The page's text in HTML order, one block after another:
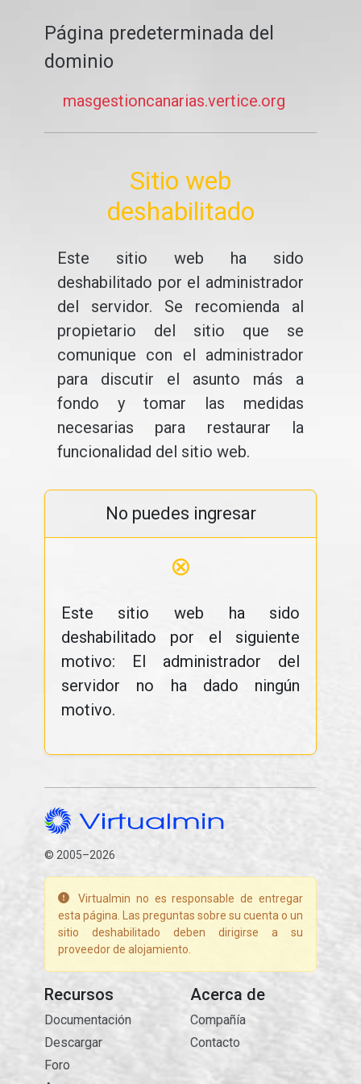
Página predeterminada del
dominio
masgestioncanarias.vertice.org
Sitio web
deshabilitado
Este sitio web ha sido
deshabilitado por el administrador
del servidor. Se recomienda al
propietario del sitio que se
comunique con el administrador
para discutir el asunto más a
fondo y tomar las medidas
necesarias para restaurar la
funcionalidad del sitio web.
No puedes ingresar
⊗
Este sitio web ha sido
deshabilitado por el siguiente
motivo: El administrador del
servidor no ha dado ningún
motivo.
© 2005–2026
Virtualmin no es responsable de entregar
esta página. Las preguntas sobre su cuenta o un
sitio deshabilitado deben dirigirse a su
proveedor de alojamiento.
Recursos
Documentación
Descargar
Foro
Acerca de
Compañía
Contacto